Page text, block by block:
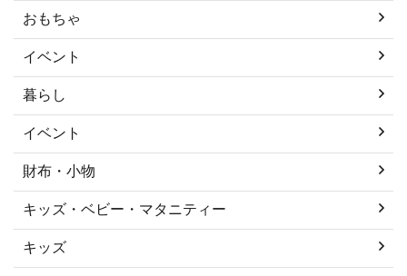
おもちゃ
イベント
暮らし
イベント
財布・小物
キッズ・ベビー・マタニティー
キッズ